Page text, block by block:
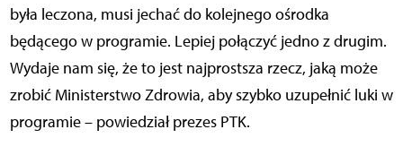
była leczona, musi jechać do kolejnego ośrodka
będącego w programie. Lepiej połączyć jedno z drugim.
Wydaje nam się, że to jest najprostsza rzecz, jaką może
zrobić Ministerstwo Zdrowia, aby szybko uzupełnić luki w
programie – powiedział prezes PTK.